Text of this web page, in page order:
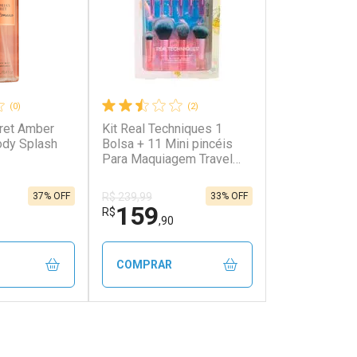
(0)
Amber
Splash
37% OFF
(2)
Kit Real Techniques 1
Bolsa + 11 Mini pincéis
Para Maquiagem Travel
R$ 239,99
R$159,90
33% OFF
COMPRAR